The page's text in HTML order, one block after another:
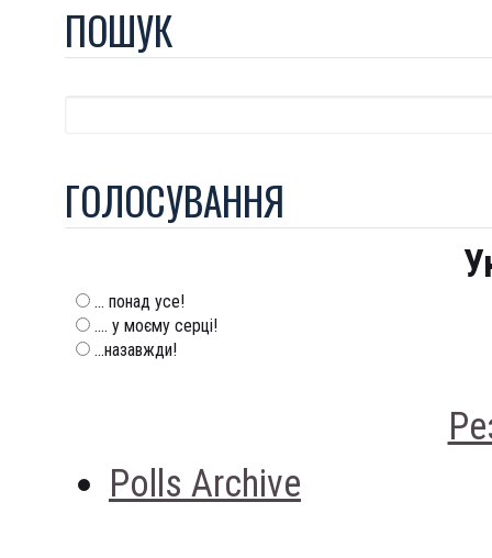
ПОШУК
ГОЛОСУВАННЯ
... понад усе!
.... у моєму серці!
...назавжди!
Polls Archive